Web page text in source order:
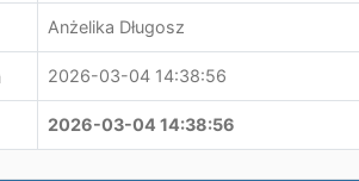
Anżelika Długosz
2026-03-04 14:38:56
2026-03-04 14:38:56